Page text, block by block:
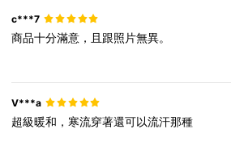
c***7
商品十分滿意，且跟照片無異。
V***a
超級暖和，寒流穿著還可以流汗那種